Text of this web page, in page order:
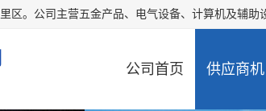
公司首页 供应商机